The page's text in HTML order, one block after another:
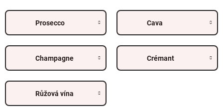
Prosecco Cava
Champagne Crémant
Růžová vína